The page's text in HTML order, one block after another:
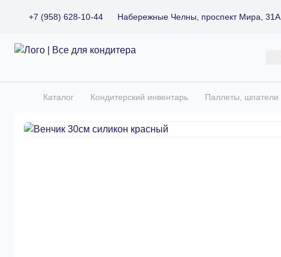
+7 (958) 628-10-44 Набережные Челны, проспект Мира, 31А
Все для кондитера
Главная
Каталог Кондитерский инвентарь Паллеты, шпатели